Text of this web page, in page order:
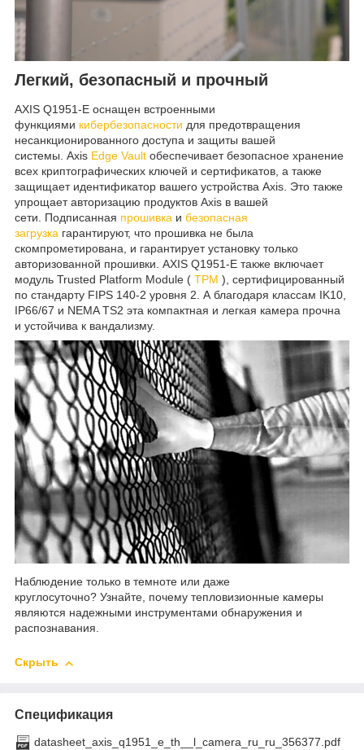
Легкий, безопасный и прочный
AXIS Q1951-E оснащен встроенными
функциями кибербезопасности для предотвращения
несанкционированного доступа и защиты вашей
системы. Axis Edge Vault обеспечивает безопасное хранение
всех криптографических ключей и сертификатов, а также
защищает идентификатор вашего устройства Axis. Это также
упрощает авторизацию продуктов Axis в вашей
сети. Подписанная прошивка и безопасная
загрузка гарантируют, что прошивка не была
скомпрометирована, и гарантирует установку только
авторизованной прошивки. AXIS Q1951-E также включает
модуль Trusted Platform Module ( TPM ), сертифицированный
по стандарту FIPS 140-2 уровня 2. А благодаря классам IK10,
IP66/67 и NEMA TS2 эта компактная и легкая камера прочна
и устойчива к вандализму.
Наблюдение только в темноте или даже
круглосуточно? Узнайте, почему тепловизионные камеры
являются надежными инструментами обнаружения и
распознавания.
Скрыть
Спецификация
datasheet_axis_q1951_e_th__l_camera_ru_ru_356377.pdf